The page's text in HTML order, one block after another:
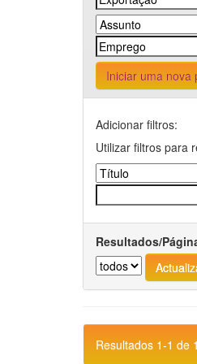
Iniciar uma nova
Adicionar filtros:
Utilizar filtros para
Resultados/
Resultados 1-1 de